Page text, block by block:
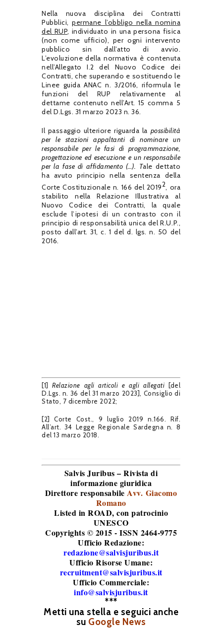
Nella nuova disciplina dei Contratti
Pubblici,permane l’obbligo nella nomina
del RUP, individuato in una persona fisica
(non come ufficio), per ogni intervento
pubblico sin dall’atto di avvio.
L’evoluzione della normativa è contenuta
nell’Allegato I.2 del Nuovo Codice dei
Contratti, che superando e sostituendo le
Linee guida ANAC n. 3/2016, riformula le
funzioni del RUP relativamente al
dettame contenuto nell’Art. 15 comma 5
del D.Lgs. 31 marzo 2023 n. 36.
Il passaggio ulteriore riguarda la possibilità
per le stazioni appaltanti di nominare un
responsabile per le fasi di programmazione,
progettazione ed esecuzione e un responsabile
per la fase di affidamento (…). Tale dettato
ha avuto principio nella sentenza della
Corte Costituzionale n. 166 del 20192, ora
stabilito nella Relazione Illustrativa al
Nuovo Codice dei Contratti, la quale
esclude l’ipotesi di un contrasto con il
principio di responsabilità unica del R.U.P.,
posto dall’art. 31, c. 1 del d. lgs. n. 50 del
2016.
[1]Relazione agli articoli e agli allegati [del
D.Lgs. n. 36 del 31 marzo 2023], Consiglio di
Stato, 7 dicembre 2022;
[2] Corte Cost., 9 luglio 2019 n.166. Rif.
All’art. 34 Legge Regionale Sardegna n. 8
del 13 marzo 2018.
Salvis Juribus – Rivista di
informazione giuridica
Direttore responsabileAvv. Giacomo
Romano
Listed in ROAD, con patrocinio
UNESCO
Copyrights © 2015 - ISSN 2464-9775
Ufficio Redazione:
redazione@salvisjuribus.it
Ufficio Risorse Umane:
recruitment@salvisjuribus.it
Ufficio Commerciale:
info@salvisjuribus.it
***
Metti una stella e seguici anche
su Google News